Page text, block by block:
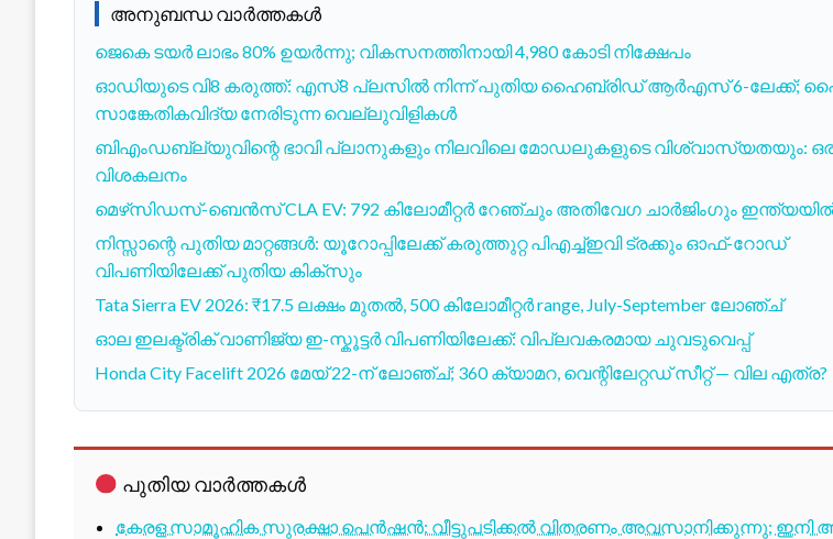
അനുബന്ധ വാർത്തകൾ
ജെകെ ടയർ ലാഭം 80% ഉയർന്നു; വികസനത്തിനായി 4,980 കോടി നിക്ഷേപം
ഓഡിയുടെ വി8 കരുത്ത്: എസ്8 പ്ലസിൽ നിന്ന് പുതിയ ഹൈബ്രിഡ് ആർഎസ് 6-ലേക്ക്;
സാങ്കേതികവിദ്യ നേരിടുന്ന വെല്ലുവിളികൾ
ബിഎംഡബ്ല്യുവിന്റെ ഭാവി പ്ലാനുകളും നിലവിലെ മോഡലുകളുടെ വിശ്വാസ്യതയും:
വിശകലനം
മെഴ്‌സിഡസ്-ബെൻസ് CLA EV: 792 കിലോമീറ്റർ റേഞ്ചും അതിവേഗ ചാർജിംഗും
നിസ്സാന്റെ പുതിയ മാറ്റങ്ങൾ: യൂറോപ്പിലേക്ക് കരുത്തുറ്റ പിഎച്ച്ഇവി ട്രക്കും ഓഫ്-റോഡ്
വിപണിയിലേക്ക് പുതിയ കിക്സും
Tata Sierra EV 2026: ₹17.5 ലക്ഷം മുതൽ, 500 കിലോമീറ്റർ range, July-September ലോഞ്ച്
ഓല ഇലക്ട്രിക് വാണിജ്യ ഇ-സ്കൂട്ടർ വിപണിയിലേക്ക്: വിപ്ലവകരമായ ചുവടുവെപ്പ്
Honda City Facelift 2026 മേയ് 22-ന് ലോഞ്ച്; 360 ക്യാമറ, വെന്റിലേറ്റഡ് സീറ്റ് — വില എത്ര?
പുതിയ വാർത്തകൾ
കേരള സാമൂഹിക സുരക്ഷാ പെൻഷൻ: വീട്ടുപടിക്കൽ വിതരണം അവസാനിക്കുന്നു; ഇനി